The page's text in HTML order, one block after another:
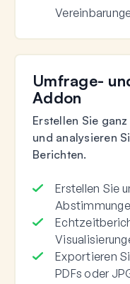
Umfrage-
Addon
Erstellen Sie
und analysieren
Berichten.
Erstellen Sie
Exportieren
PDFs oder